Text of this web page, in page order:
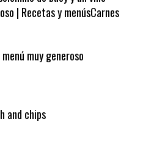
de buey y un vino